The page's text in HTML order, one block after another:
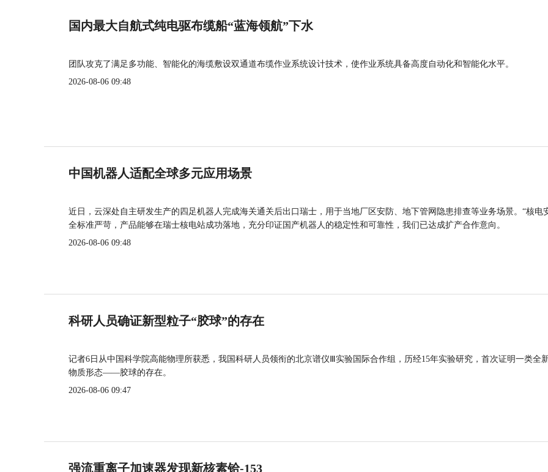
国内最大自航式纯电驱布缆船“蓝海领航”下水
团队攻克了满足多功能、智能化的海缆敷设双通道布缆作业系统设计技术，使作业系统具备高度自动化和智能化水平。
2026-08-06 09:48
中国机器人适配全球多元应用场景
近日，云深处自主研发生产的四足机器人完成海关通关后出口瑞士，用于当地厂区安防、地下管网隐患排查等业务场景。“核电
全标准严苛，产品能够在瑞士核电站成功落地，充分印证国产机器人的稳定性和可靠性，我们已达成扩产合作意向。
2026-08-06 09:48
科研人员确证新型粒子“胶球”的存在
记者6日从中国科学院高能物理所获悉，我国科研人员领衔的北京谱仪Ⅲ实验国际合作组，历经15年实验研究，首次证明一类全
物质形态——胶球的存在。
2026-08-06 09:47
强流重离子加速器发现新核素铪-153